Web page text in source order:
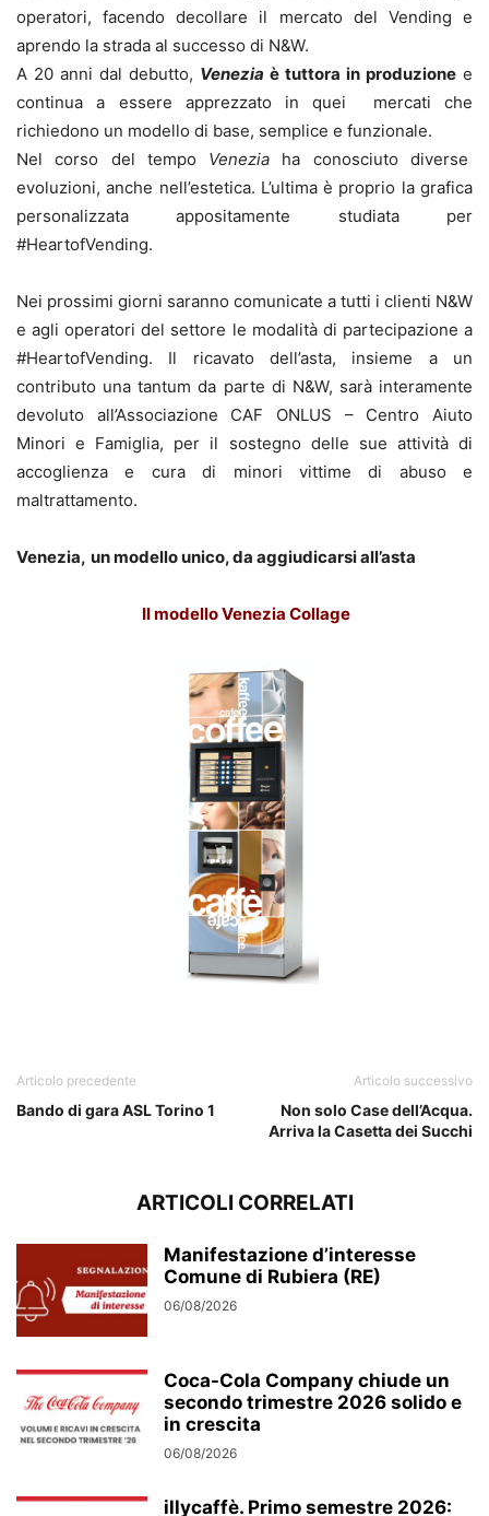
operatori, facendo decollare il mercato del Vending e
aprendo la strada al successo di N&W.
A 20 anni dal debutto, Venezia è tuttora in produzione e
continua a essere apprezzato in quei mercati che
richiedono un modello di base, semplice e funzionale.
Nel corso del tempo Venezia ha conosciuto diverse
evoluzioni, anche nell’estetica. L’ultima è proprio la grafica
personalizzata appositamente studiata per
#HeartofVending.
Nei prossimi giorni saranno comunicate a tutti i clienti N&W
e agli operatori del settore le modalità di partecipazione a
#HeartofVending. Il ricavato dell’asta, insieme a un
contributo una tantum da parte di N&W, sarà interamente
devoluto all’Associazione CAF ONLUS – Centro Aiuto
Minori e Famiglia, per il sostegno delle sue attività di
accoglienza e cura di minori vittime di abuso e
maltrattamento.
Venezia, un modello unico, da aggiudicarsi all’asta
Il modello Venezia Collage
Articolo precedente
Bando di gara ASL Torino 1
Articolo successivo
Non solo Case dell’Acqua.
Arriva la Casetta dei Succhi
ARTICOLI CORRELATI
Manifestazione d’interesse
Comune di Rubiera (RE)
06/08/2026
Coca-Cola Company chiude un
secondo trimestre 2026 solido e
in crescita
06/08/2026
illycaffè. Primo semestre 2026: